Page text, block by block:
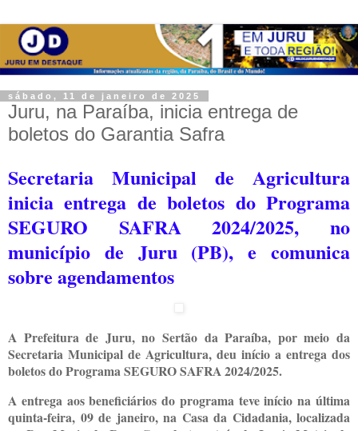
sábado, 11 de janeiro de 2025
Juru, na Paraíba, inicia entrega de
boletos do Garantia Safra
Secretaria Municipal de Agricultura
inicia entrega de boletos do Programa
SEGURO SAFRA 2024/2025, no
município de Juru (PB), e comunica
sobre agendamentos
A Prefeitura de Juru, no Sertão da Paraíba, por meio da
Secretaria Municipal de Agricultura, deu início a entrega dos
boletos do Programa SEGURO SAFRA 2024/2025.
A entrega aos beneficiários do programa teve início na última
quinta-feira, 09 de janeiro, na Casa da Cidadania, localizada